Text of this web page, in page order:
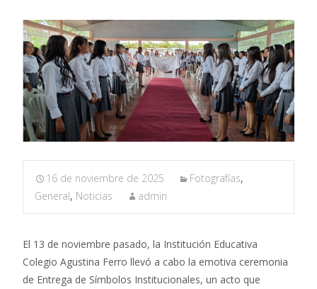
16 de noviembre de 2025 Fotografías,
General, Noticias admin
El 13 de noviembre pasado, la Institución Educativa
Colegio Agustina Ferro llevó a cabo la emotiva ceremonia
de Entrega de Símbolos Institucionales, un acto que